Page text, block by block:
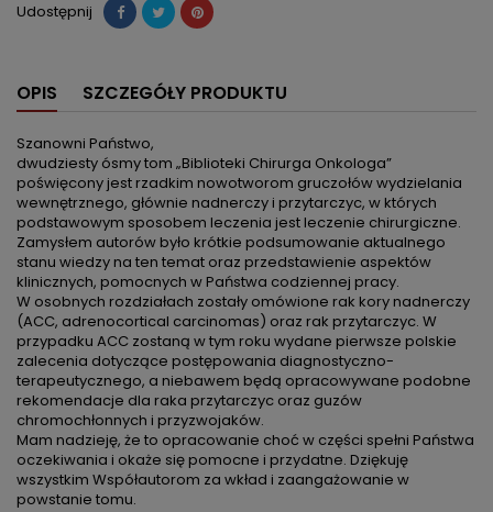
Udostępnij
OPIS SZCZEGÓŁY PRODUKTU
Szanowni Państwo,
dwudziesty ósmy tom „Biblioteki Chirurga Onkologa”
poświęcony jest rzadkim nowotworom gruczołów wydzielania
wewnętrznego, głównie nadnerczy i przytarczyc, w których
podstawowym sposobem leczenia jest leczenie chirurgiczne.
Zamysłem autorów było krótkie podsumowanie aktualnego
stanu wiedzy na ten temat oraz przedstawienie aspektów
klinicznych, pomocnych w Państwa codziennej pracy.
W osobnych rozdziałach zostały omówione rak kory nadnerczy
(ACC, adrenocortical carcinomas) oraz rak przytarczyc. W
przypadku ACC zostaną w tym roku wydane pierwsze polskie
zalecenia dotyczące postępowania diagnostyczno-
terapeutycznego, a niebawem będą opracowywane podobne
rekomendacje dla raka przytarczyc oraz guzów
chromochłonnych i przyzwojaków.
Mam nadzieję, że to opracowanie choć w części spełni Państwa
oczekiwania i okaże się pomocne i przydatne. Dziękuję
wszystkim Współautorom za wkład i zaangażowanie w
powstanie tomu.